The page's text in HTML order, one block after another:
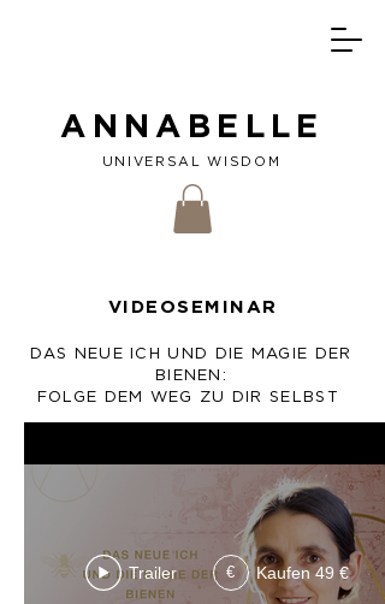
ANNABELLE
UNIVERSAL W ISDOM
VIDEOSEMINAR
DAS NEUE ICH UND DIE MAGIE DER
BIENEN:
FOLGE DEM WEG ZU DIR SELBST
Trailer € Kaufen 49 €